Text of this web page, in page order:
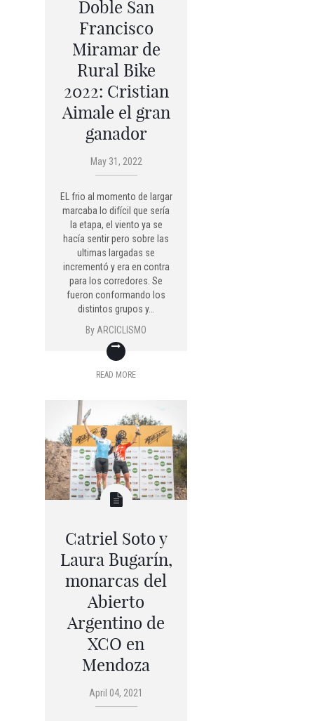
Doble San
Francisco
Miramar de
Rural Bike
2022: Cristian
Aimale el gran
ganador
May 31, 2022
EL frio al momento de largar
marcaba lo difícil que sería
la etapa, el viento ya se
hacía sentir pero sobre las
ultimas largadas se
incrementó y era en contra
para los corredores. Se
fueron conformando los
distintos grupos y…
By ARCICLISMO
READ MORE
Catriel Soto y
Laura Bugarín,
monarcas del
Abierto
Argentino de
XCO en
Mendoza
April 04, 2021